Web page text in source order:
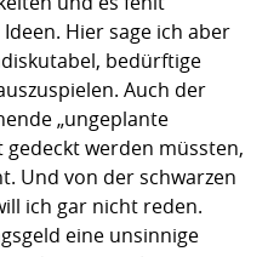
Hier sage ich aber
bedürftige
Auch der
„ungeplante
werden müssten,
Und von der schwarzen
ich gar nicht reden.
eine unsinnige